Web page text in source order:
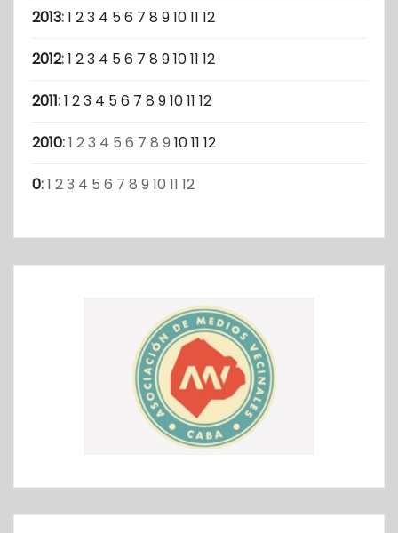
2013:1 23 4 56 7 8 91011 12
2012:1 23 4 56 7 8 91011 12
2011:1 23 4 56 7 8 91011 12
2010:1 23 4 5 6 7 8 9 1011 12
0:1 23 4 5 6 7 8 9 10 11 12